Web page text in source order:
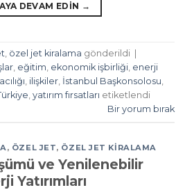
DEVAM EDIN →
, özel jet kiralama gönderildi
, eğitim, ekonomik işbirliği, enerji
, ilişkiler, İstanbul Başkonsolosu,
, yatırım fırsatları etiketlendi
Bir yorum bırak
, ÖZEL JET, ÖZEL JET KIRALAMA
ve Yenilenebilir
Yatırımları